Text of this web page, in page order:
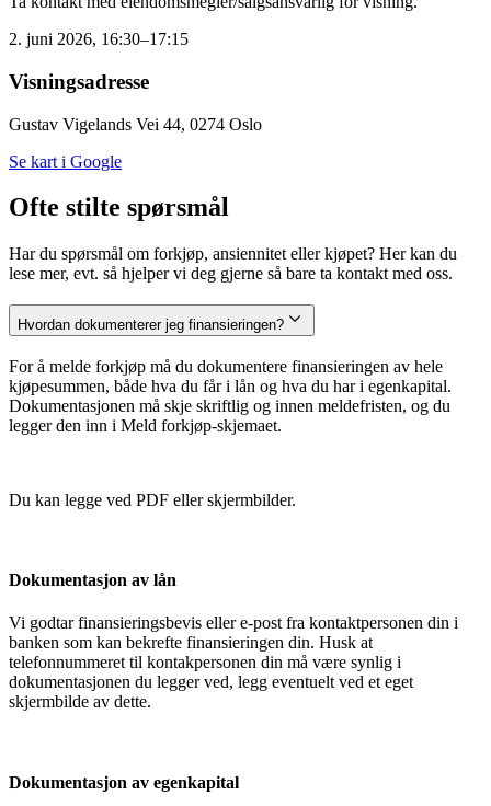
2. juni 2026, 16:30–17:15
Visningsadresse
Gustav Vigelands Vei 44, 0274 Oslo
Se kart i Google
Ofte stilte spørsmål
Har du spørsmål om forkjøp, ansiennitet eller kjøpet? Her kan du
lese mer, evt. så hjelper vi deg gjerne så bare ta kontakt med oss.
Hvordan dokumenterer jeg finansieringen?
For å melde forkjøp må du dokumentere finansieringen av hele
kjøpesummen, både hva du får i lån og hva du har i egenkapital.
Dokumentasjonen må skje skriftlig og innen meldefristen, og du
legger den inn i Meld forkjøp-skjemaet.
Du kan legge ved PDF eller skjermbilder.
Dokumentasjon av lån
Vi godtar finansieringsbevis eller e-post fra kontaktpersonen din i
banken som kan bekrefte finansieringen din. Husk at
telefonnummeret til kontakpersonen din må være synlig i
dokumentasjonen du legger ved, legg eventuelt ved et eget
skjermbilde av dette.
Dokumentasjon av egenkapital